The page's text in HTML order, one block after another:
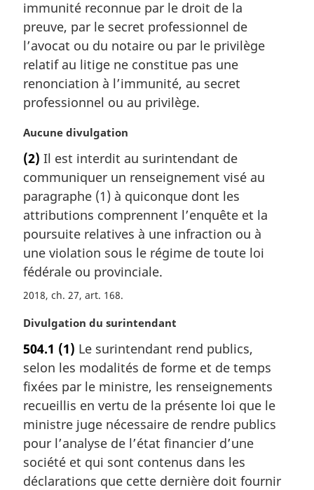
n
a
l
e
:
immunité reconnue par le droit de la
preuve, par le secret professionnel de
l’avocat ou du notaire ou par le privilège
relatif au litige ne constitue pas une
renonciation à l’immunité, au secret
professionnel ou au privilège.
N
t
e
m
r
g
i
n
l
e
Aucune divulgation
(2) Il est interdit au surintendant de
communiquer un renseignement visé au
paragraphe (1) à quiconque dont les
attributions comprennent l’enquête et la
poursuite relatives à une infraction ou à
une violation sous le régime de toute loi
fédérale ou provinciale.
2018, ch. 27, art. 168
N
t
e
m
a
g
i
n
a
Divulgation du surintendant
504.1 (1) Le surintendant rend publics,
selon les modalités de forme et de temps
fixées par le ministre, les renseignements
recueillis en vertu de la présente loi que le
ministre juge nécessaire de rendre publics
pour l’analyse de l’état financier d’une
société et qui sont contenus dans les
déclarations que cette dernière doit fournir